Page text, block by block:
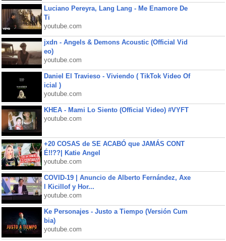
Luciano Pereyra, Lang Lang - Me Enamore De
Ti
youtube.com
jxdn - Angels & Demons Acoustic (Official Vid
eo)
youtube.com
Daniel El Travieso - Viviendo ( TikTok Video Of
icial )
youtube.com
KHEA - Mami Lo Siento (Official Video) #VYFT
youtube.com
+20 COSAS de SE ACABÓ que JAMÁS CONT
É!!??| Katie Angel
youtube.com
COVID-19 | Anuncio de Alberto Fernández, Axe
l Kicillof y Hor...
youtube.com
Ke Personajes - Justo a Tiempo (Versión Cum
bia)
youtube.com